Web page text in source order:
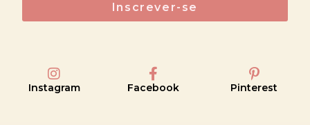
Inscrever-se
Instagram Facebook Pinterest